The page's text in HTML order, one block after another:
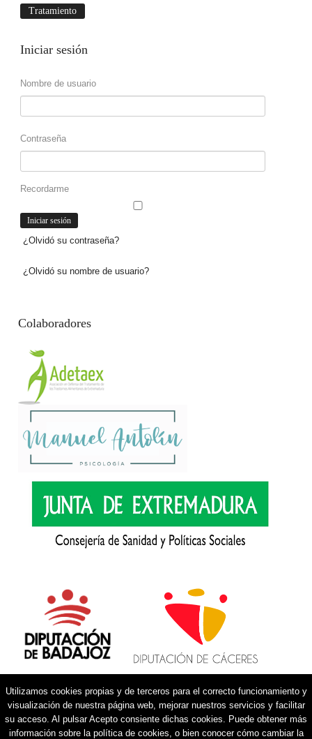
Tratamiento
Iniciar sesión
Nombre de usuario
Contraseña
Recordarme
¿Olvidó su contraseña?
¿Olvidó su nombre de usuario?
Colaboradores
Utilizamos cookies propias y de terceros para el correcto funcionamiento y
visualización de nuestra página web, mejorar nuestros servicios y facilitar
su acceso. Al pulsar Acepto consiente dichas cookies. Puede obtener más
información sobre la política de cookies, o bien conocer cómo cambiar la